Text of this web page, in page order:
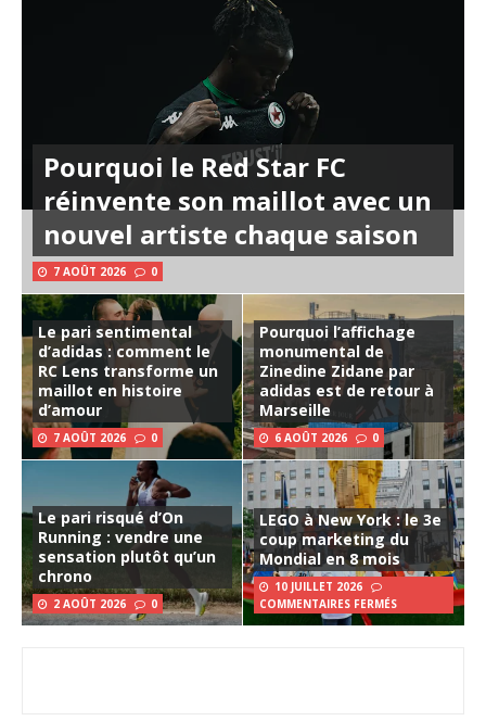
Pourquoi le Red Star FC
réinvente son maillot avec un
nouvel artiste chaque saison
7 AOÛT 2026 0
Le pari sentimental
d’adidas : comment le
RC Lens transforme un
maillot en histoire
d’amour
7 AOÛT 2026 0
Pourquoi l’affichage
monumental de
Zinedine Zidane par
adidas est de retour à
Marseille
6 AOÛT 2026 0
Le pari risqué d’On
Running : vendre une
sensation plutôt qu’un
chrono
2 AOÛT 2026 0
LEGO à New York : le 3e
coup marketing du
Mondial en 8 mois
10 JUILLET 2026
COMMENTAIRES FERMÉS